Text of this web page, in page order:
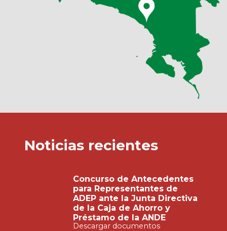
Noticias recientes
Concurso de Antecedentes
para Representantes de
ADEP ante la Junta Directiva
de la Caja de Ahorro y
Préstamo de la ANDE
Descargar documentos